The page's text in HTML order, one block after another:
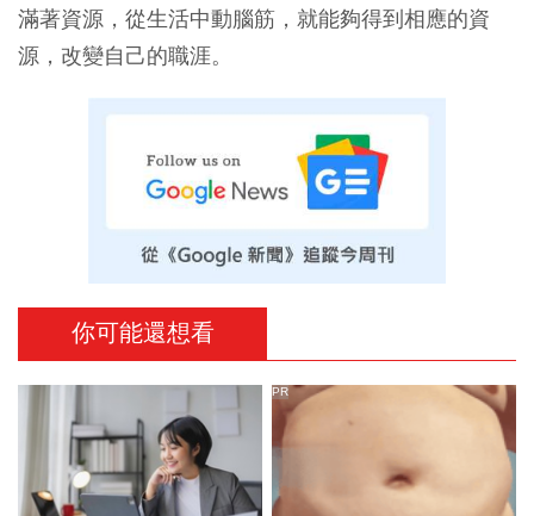
滿著資源，從生活中動腦筋，就能夠得到相應的資
源，改變自己的職涯。
你可能還想看
PR